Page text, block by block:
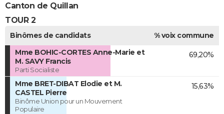
Canton de Quillan
TOUR 2
Binômes de candidats
% voix commune
Mme BOHIC-CORTES Anne-Marie et
M. SAVY Francis
Parti Socialiste
69,20%
Mme BRET-DIBAT Elodie et M.
CASTEL Pierre
Binôme Union pour un Mouvement
Populaire
15,63%